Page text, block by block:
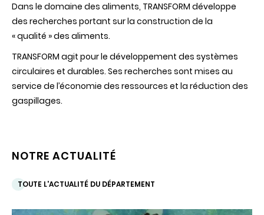
Dans le domaine des aliments, TRANSFORM développe
des recherches portant sur la construction de la
« qualité » des aliments.
TRANSFORM agit pour le développement des systèmes
circulaires et durables. Ses recherches sont mises au
service de l’économie des ressources et la réduction des
gaspillages.
NOTRE ACTUALITÉ
TOUTE L'ACTUALITÉ DU DÉPARTEMENT